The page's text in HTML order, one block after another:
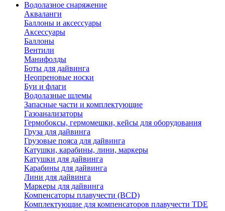
Водолазное снаряжение
Акваланги
Баллоны и аксессуары
Аксессуары
Баллоны
Вентили
Манифолды
Боты для дайвинга
Неопреновые носки
Буи и флаги
Водолазные шлемы
Запасные части и комплектующие
Газоанализаторы
Гермобоксы, гермомешки, кейсы для оборудования
Груза для дайвинга
Грузовые пояса для дайвинга
Катушки, карабины, лини, маркеры
Катушки для дайвинга
Карабины для дайвинга
Лини для дайвинга
Маркеры для дайвинга
Компенсаторы плавучести (BCD)
Комплектующие для компенсаторов плавучести TDE